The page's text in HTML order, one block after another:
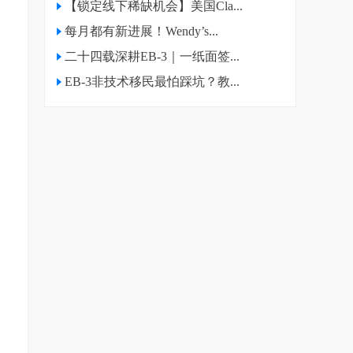
【锁定线下稀缺机会】美国Cla...
每月都有新进展！Wendy’s...
二十四载深耕EB-3｜一纸面签...
EB-3非技术移民最怕踩坑？教...